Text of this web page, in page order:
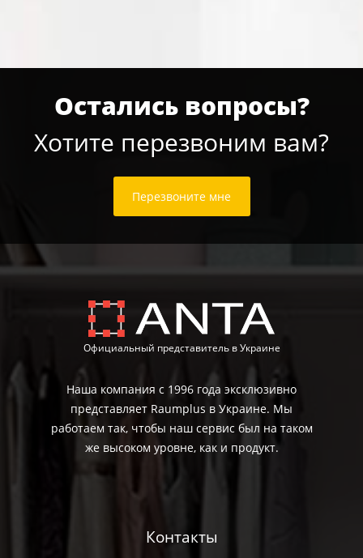
Остались вопросы?
Хотите перезвоним вам?
Перезвоните мне
Официальный представитель в Украине
Наша компания с 1996 года эксклюзивно
представляет Raumplus в Украине. Мы
работаем так, чтобы наш сервис был на таком
же высоком уровне, как и продукт.
Контакты